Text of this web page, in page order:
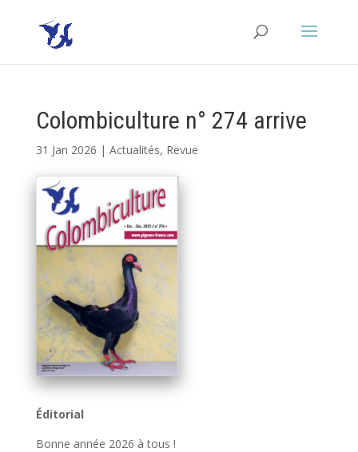
Colombiculture n° 274 arrive
31 Jan 2026 | Actualités, Revue
Éditorial
Bonne année 2026 à tous !